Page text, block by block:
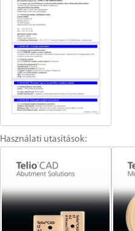
Használati utasítások: